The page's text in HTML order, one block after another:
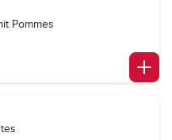
Pommes